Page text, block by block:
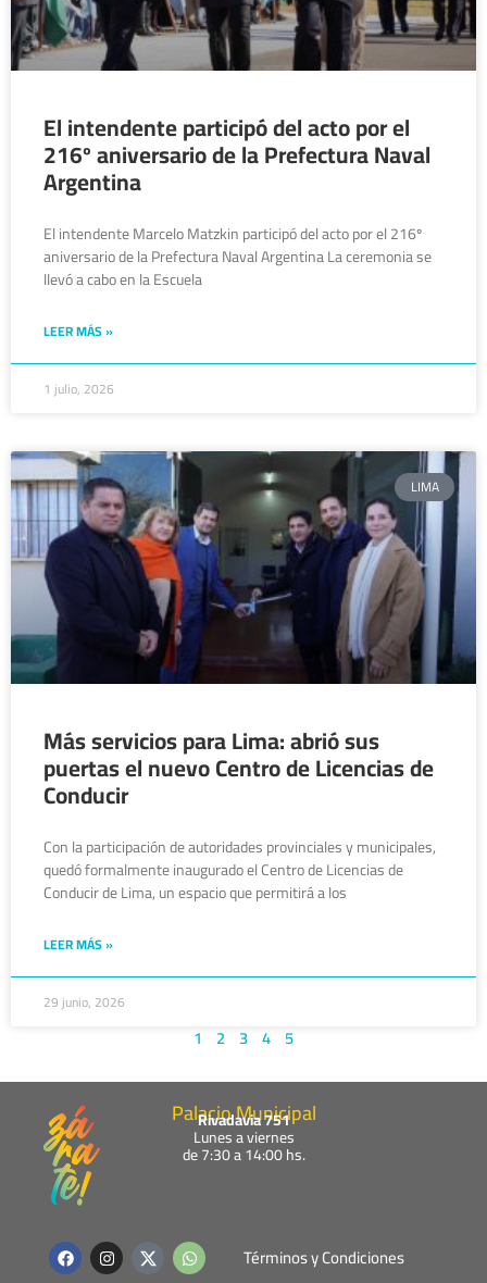
El intendente participó del acto por el
216º aniversario de la Prefectura Naval
Argentina
El intendente Marcelo Matzkin participó del acto por el 216º
aniversario de la Prefectura Naval Argentina La ceremonia se
llevó a cabo en la Escuela
LEER MÁS »
1 julio, 2026
LIMA
Más servicios para Lima: abrió sus
puertas el nuevo Centro de Licencias de
Conducir
Con la participación de autoridades provinciales y municipales,
quedó formalmente inaugurado el Centro de Licencias de
Conducir de Lima, un espacio que permitirá a los
LEER MÁS »
29 junio, 2026
1 2 3 4 5
Palacio Municipal
Rivadavia 751
Lunes a viernes
de 7:30 a 14:00 hs.
F
a
I
n
W
h Términos y Condiciones